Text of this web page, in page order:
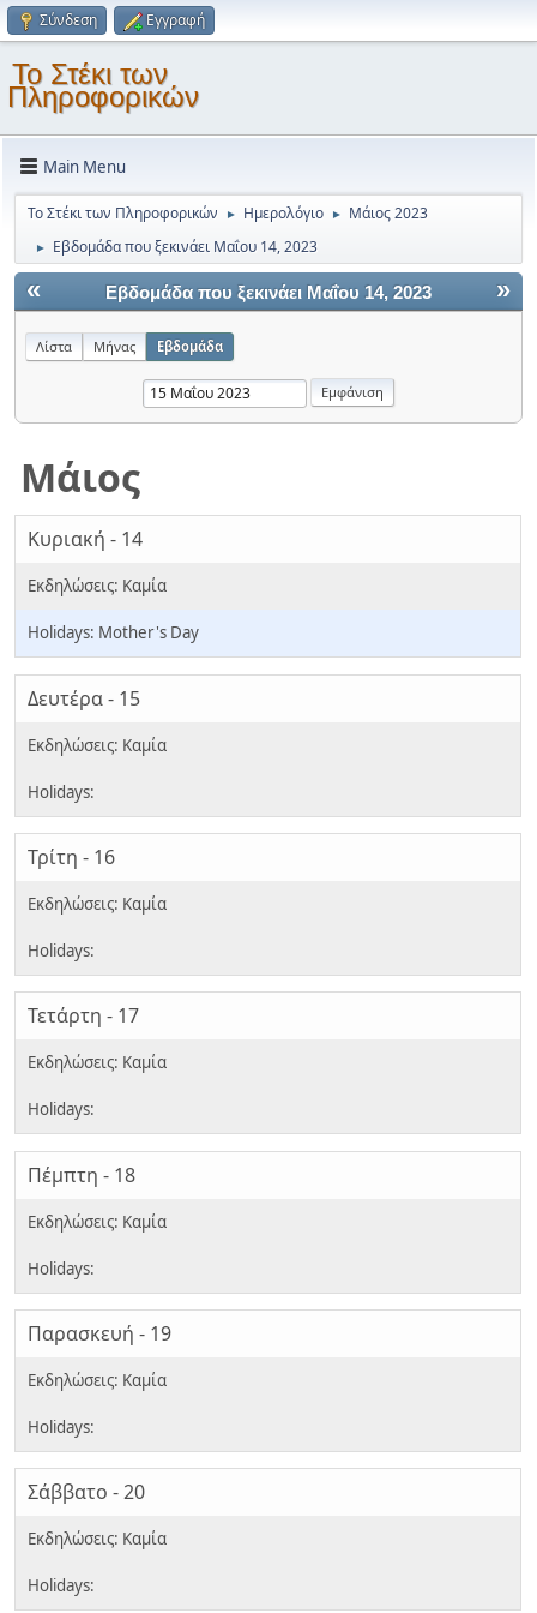
Σύνδεση Εγγραφή
Το Στέκι των
Πληροφορικών
Main Menu
Το Στέκι των Πληροφορικών ► Ημερολόγιο ► Μάιος 2023
► Εβδομάδα που ξεκινάει Μαΐου 14, 2023
« »
Εβδομάδα που ξεκινάει Μαΐου 14, 2023
Λίστα Μήνας Εβδομάδα
Μάιος
Κυριακή - 14
Mother's Day
Δευτέρα - 15
Τρίτη - 16
Τετάρτη - 17
Πέμπτη - 18
Παρασκευή - 19
Σάββατο - 20